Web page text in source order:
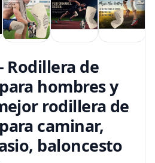
Rodillera de
hombres y
rodillera de
caminar,
baloncesto